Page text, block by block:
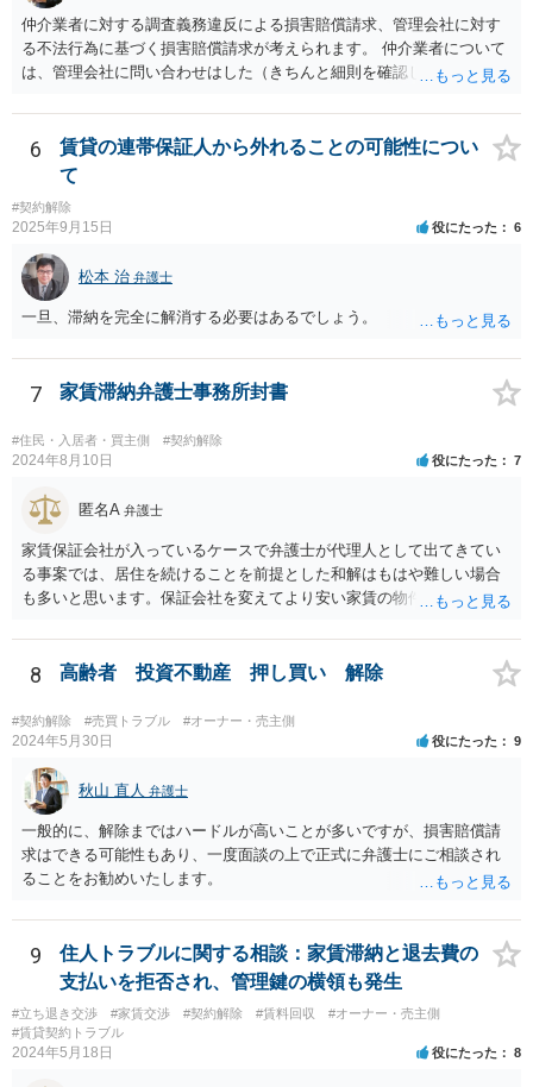
意の上で行う」という特約があるとのことですが、最高裁判例（S56.
4.20）では、このような特約があっても協議を経ない増額請求も有効
とされているため（本当に賃料が不相当であれば特約に拘束されるの
は不合理だからという考え方です。「契約条件にかかわらず」とはそ
いう理論になると思います。 そして、法律上、増額協議が整わない場
合、増額を正当とする判決が確定するまでは相当な賃料（※現在の賃
なら受け取らない」などと言った場合は、最寄りの法務局に現在の賃
がありますので、注意が必要です。
仲介業者に対する調査義務違反による損害賠償請求、管理会社に対す
る不法行為に基づく損害賠償請求が考えられます。 仲介業者について
は、管理会社に問い合わせはした（きちんと細則を確認しなかった管
の間には直接の契約関係がないので、管理会社からは、ご相談者様に
対して義務を負っていないという反論が予想されます。 そのため、両
方に請求してくのが良いのではと思います。 損害の範囲はなかなか難
発生しているということですので、当該キャンセル料を請求すること
が考えられます。また、きちんと説明を受けていればそもそも売買契
約をしなかったとして、仲介手数料や登記費用も損害であるとして賠
償請求することが考えられます。
6
賃貸の連帯保証人から外れることの可能性につい
て
#契約解除
2025年9月15日 役にたった 6
松本 治 弁護士
一旦、滞納を完全に解消する必要はあるでしょう。
7 家賃滞納弁護士事務所封書
#住民・入居者・買主側 #契約解除
2024年8月10日 役にたった 7
匿名A 弁護士
家賃保証会社が入っているケースで弁護士が代理人として出てきてい
る事案では、居住を続けることを前提とした和解はもはや難しい場合
も多いと思います。保証会社を変えてより安い家賃の物件に転居する
8 高齢者 投資不動産 押し買い 解除
#契約解除 #売買トラブル #オーナー・売主側
2024年5月30日 役にたった 9
秋山 直人 弁護士
一般的に、解除まではハードルが高いことが多いですが、損害賠償請
求はできる可能性もあり、一度面談の上で正式に弁護士にご相談され
ることをお勧めいたします。
9
住人トラブルに関する相談：家賃滞納と退去費の
支払いを拒否され、管理鍵の横領も発生
#立ち退き交渉 #家賃交渉 #契約解除 #賃料回収
#オーナー・売主側
#賃貸契約トラブル
2024年5月18日 役にたった 8